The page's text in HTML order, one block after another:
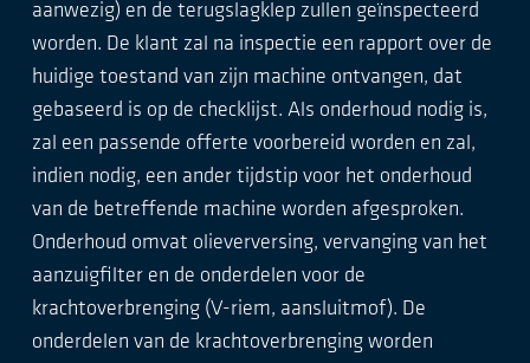
aanwezig) en de terugslagklep zullen geïnspecteerd
worden. De klant zal na inspectie een rapport over de
huidige toestand van zijn machine ontvangen, dat
gebaseerd is op de checklijst. Als onderhoud nodig is,
zal een passende offerte voorbereid worden en zal,
indien nodig, een ander tijdstip voor het onderhoud
van de betreffende machine worden afgesproken.
Onderhoud omvat olieverversing, vervanging van het
aanzuigfilter en de onderdelen voor de
krachtoverbrenging (V-riem, aansluitmof). De
onderdelen van de krachtoverbrenging worden